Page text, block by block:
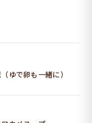
ゆで卵も一緒に）